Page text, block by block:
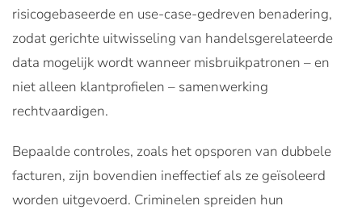
risicogebaseerde en use-case-gedreven benadering,
zodat gerichte uitwisseling van handelsgerelateerde
data mogelijk wordt wanneer misbruikpatronen – en
niet alleen klantprofielen – samenwerking
rechtvaardigen.
Bepaalde controles, zoals het opsporen van dubbele
facturen, zijn bovendien ineffectief als ze geïsoleerd
worden uitgevoerd. Criminelen spreiden hun